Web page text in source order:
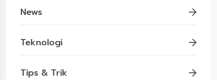
News
Teknologi
Tips & Trik